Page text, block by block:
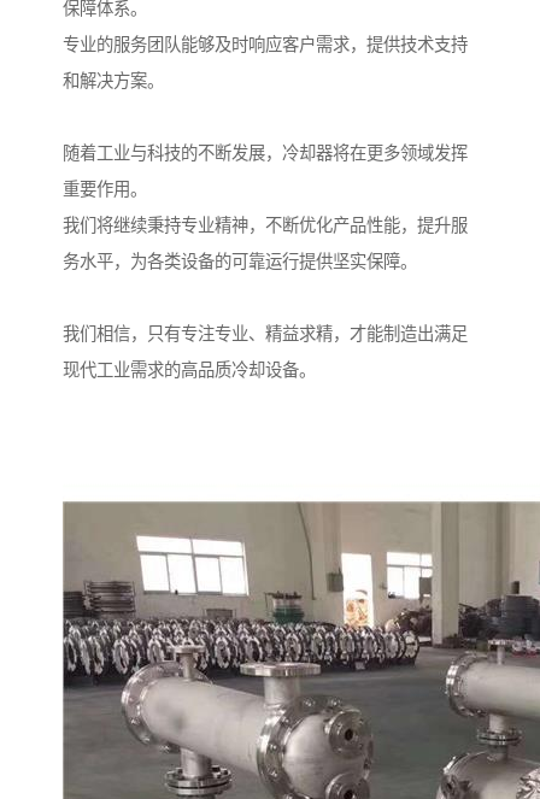
保障体系。
专业的服务团队能够及时响应客户需求，提供技术支持
和解决方案。
随着工业与科技的不断发展，冷却器将在更多领域发挥
重要作用。
我们将继续秉持专业精神，不断优化产品性能，提升服
务水平，为各类设备的可靠运行提供坚实保障。
我们相信，只有专注专业、精益求精，才能制造出满足
现代工业需求的高品质冷却设备。